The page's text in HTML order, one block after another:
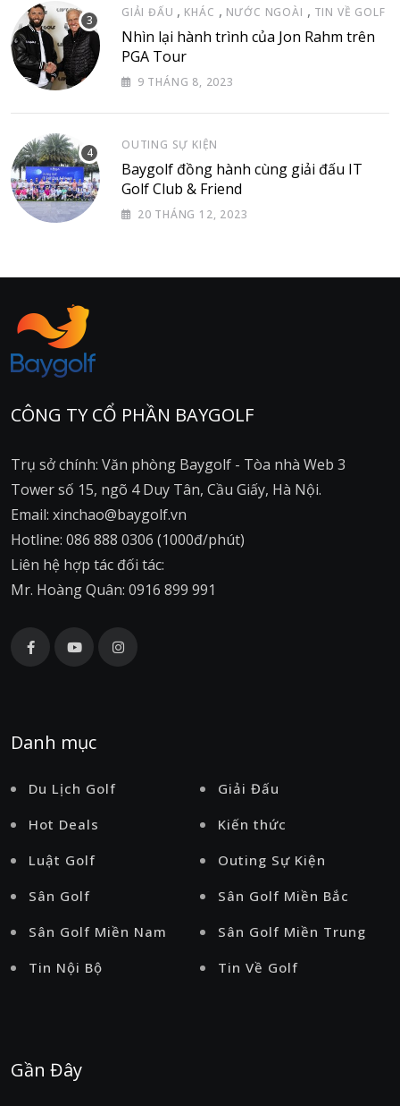
GIẢI ĐẤU , KHÁC , NƯỚC NGOÀI , TIN VỀ GOLF
Nhìn lại hành trình của Jon Rahm trên
PGA Tour
9 THÁNG 8, 2023
OUTING SỰ KIỆN
Baygolf đồng hành cùng giải đấu IT
Golf Club & Friend
20 THÁNG 12, 2023
CÔNG TY CỔ PHẦN BAYGOLF
Trụ sở chính: Văn phòng Baygolf - Tòa nhà Web 3
Tower số 15, ngõ 4 Duy Tân, Cầu Giấy, Hà Nội.
Email: xinchao@baygolf.vn
Hotline: 086 888 0306 (1000đ/phút)
Liên hệ hợp tác đối tác:
Mr. Hoàng Quân: 0916 899 991
Danh mục
Du Lịch Golf
Giải Đấu
Hot Deals
Kiến thức
Luật Golf
Outing Sự Kiện
Sân Golf
Sân Golf Miền Bắc
Sân Golf Miền Nam
Sân Golf Miền Trung
Tin Nội Bộ
Tin Về Golf
Gần Đây